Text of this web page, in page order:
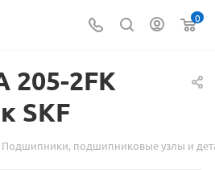
0
205-2FK
Материал
о
SKF
Подшипники, подшипниковые узлы и